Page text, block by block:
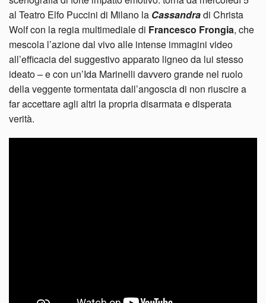
al Teatro Elfo Puccini di Milano la Cassandradi Christa
Wolf con la regia multimediale di Francesco Frongia, che
mescola l’azione dal vivo alle intense immagini video
all’efficacia del suggestivo apparato ligneo da lui stesso
ideato – e con un’Ida Marinelli davvero grande nel ruolo
della veggente tormentata dall’angoscia di non riuscire a
far accettare agli altri la propria disarmata e disperata
verità.